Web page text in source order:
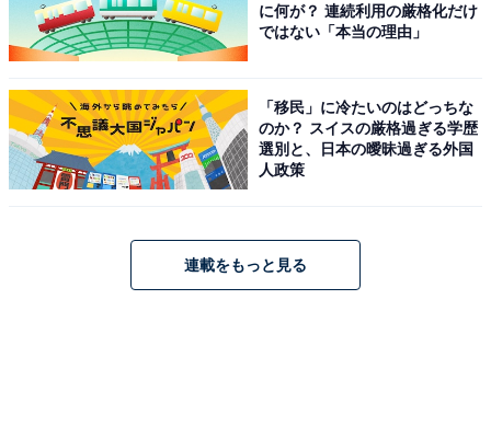
に何が？ 連続利用の厳格化だけ
ではない「本当の理由」
「移民」に冷たいのはどっちな
のか？ スイスの厳格過ぎる学歴
選別と、日本の曖昧過ぎる外国
人政策
連載をもっと見る